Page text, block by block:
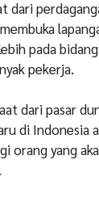
dari
pada
pekerja.
dari pasar
di Indonesia
orang yang